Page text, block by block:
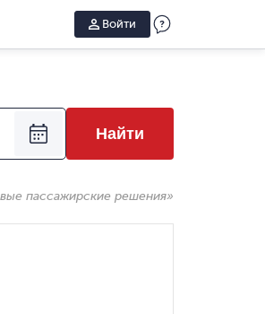
Войти
Найти
пассажирские решения»